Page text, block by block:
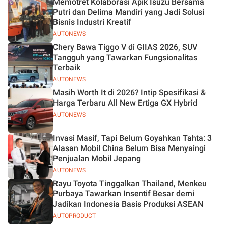
Jelas
AUTONEWS
Putri dan Delima Mandiri yang Jadi Solusi
Bisnis Industri Kreatif
AUTONEWS
Chery Bawa Tiggo V di GIIAS 2026, SUV
Tangguh yang Tawarkan Fungsionalitas
Terbaik
AUTONEWS
Masih Worth It di 2026? Intip Spesifikasi &
Harga Terbaru All New Ertiga GX Hybrid
AUTONEWS
Invasi Masif, Tapi Belum Goyahkan Tahta: 3
Alasan Mobil China Belum Bisa Menyaingi
Penjualan Mobil Jepang
AUTOPRODUCT
Rayu Toyota Tinggalkan Thailand, Menkeu
Purbaya Tawarkan Insentif Besar demi
Jadikan Indonesia Basis Produksi ASEAN